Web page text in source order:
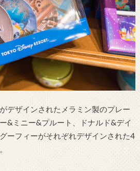
デザインされたメラミン製のプレー
&ミニー&プルート、ドナルド&デイ
ーフィーがそれぞれデザインされた4